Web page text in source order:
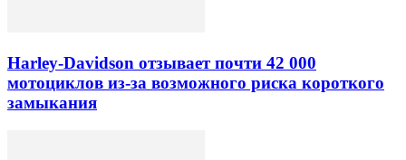
Harley-Davidson отзывает почти 42 000
мотоциклов из-за возможного риска короткого
замыкания